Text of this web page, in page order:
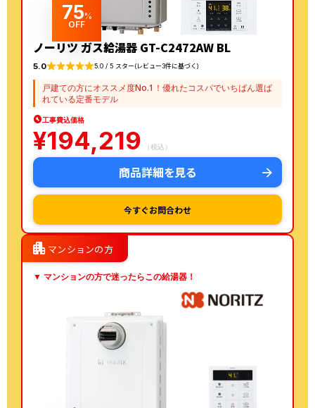
75%
OFF
ノーリツ ガス給湯器 GT-C2472AW BL
5.0 5.0 / 5 スター(レビュー3件に基づく)
戸建ての方にオススメ度No.1！優れたコスパでいちばん選ば
れている定番モデル
工事費込価格
¥194,219 （税込）
商品詳細を見る
今すぐお問合わせ
apartment マンションの方
▼ マンションの方で迷ったらこの給湯器！